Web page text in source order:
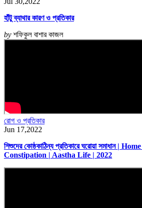
হাঁটু ব্যাথার কারণ ও প্রতিকার
by শফিকুল বাশার কাজল
রোগ ও প্রতিকার
Jun 17,2022
শিশুদের কোষ্ঠকাঠিন্য প্রতিকারে ঘরোয়া সমাধান |
Constipation | Aastha Life | 2022